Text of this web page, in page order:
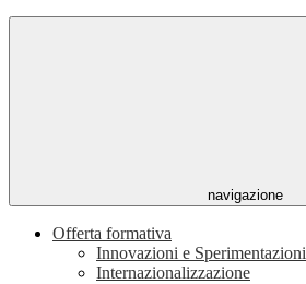
navigazione
Offerta formativa
Innovazioni e Sperimentazioni
Internazionalizzazione